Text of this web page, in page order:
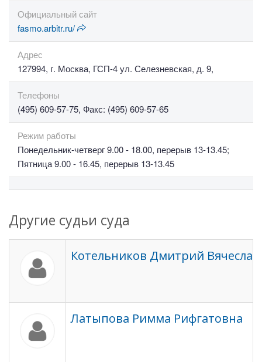
Официальный сайт
fasmo.arbitr.ru/
Адрес
127994, г. Москва, ГСП-4 ул. Селезневская, д. 9,
Телефоны
(495) 609-57-75, Факс: (495) 609-57-65
Режим работы
Понедельник-четверг 9.00 - 18.00, перерыв 13-13.45;
Пятница 9.00 - 16.45, перерыв 13-13.45
Другие судьи суда
Котельников Дмитрий
Латыпова Римма Рифгатовна